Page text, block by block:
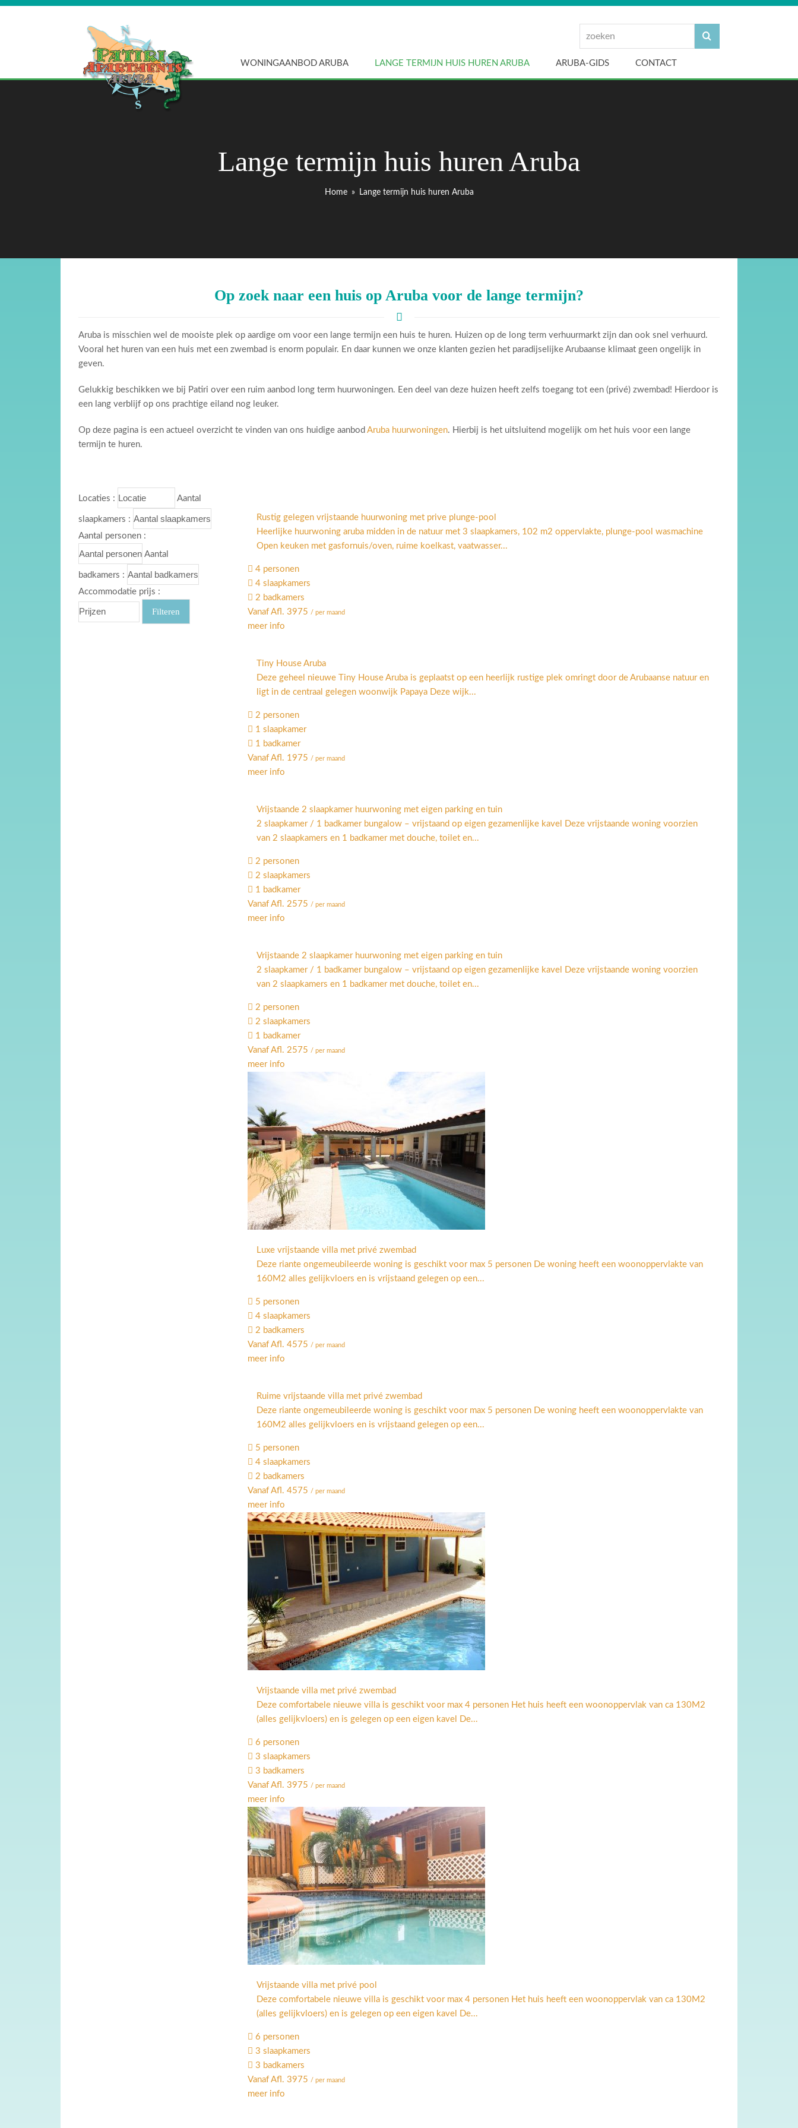
zoeken
WONINGAANBOD ARUBA LANGE TERMIJN HUIS HUREN ARUBA ARUBA-GIDS CONTACT
Lange termijn huis huren Aruba
Home » Lange termijn huis huren Aruba
Op zoek naar een huis op Aruba voor de lange termijn?
Aruba is misschien wel de mooiste plek op aardige om voor een lange termijn een huis te huren. Huizen op de long term verhuurmarkt zijn dan ook snel verhuurd.
Vooral het huren van een huis met een zwembad is enorm populair. En daar kunnen we onze klanten gezien het paradijselijke Arubaanse klimaat geen ongelijk in
geven.
Gelukkig beschikken we bij Patiri over een ruim aanbod long term huurwoningen. Een deel van deze huizen heeft zelfs toegang tot een (privé) zwembad! Hierdoor is
een lang verblijf op ons prachtige eiland nog leuker.
Op deze pagina is een actueel overzicht te vinden van ons huidige aanbod Aruba huurwoningen. Hierbij is het uitsluitend mogelijk om het huis voor een lange
termijn te huren.
Locaties : Aantal
slaapkamers :
Aantal personen :
Aantal
badkamers :
Accommodatie prijs :
Rustig gelegen vrijstaande huurwoning met prive plunge-pool
Heerlijke huurwoning aruba midden in de natuur met 3 slaapkamers, 102 m2 oppervlakte, plunge-pool wasmachine
Open keuken met gasfornuis/oven, ruime koelkast, vaatwasser...
4 personen
4 slaapkamers
2 badkamers
Vanaf Afl. 3975 / per maand
meer info
Tiny House Aruba
Deze geheel nieuwe Tiny House Aruba is geplaatst op een heerlijk rustige plek omringt door de Arubaanse natuur en
ligt in de centraal gelegen woonwijk Papaya Deze wijk...
2 personen
1 slaapkamer
1 badkamer
Vanaf Afl. 1975 / per maand
meer info
Vrijstaande 2 slaapkamer huurwoning met eigen parking en tuin
2 slaapkamer / 1 badkamer bungalow – vrijstaand op eigen gezamenlijke kavel Deze vrijstaande woning voorzien
van 2 slaapkamers en 1 badkamer met douche, toilet en...
2 personen
2 slaapkamers
1 badkamer
Vanaf Afl. 2575 / per maand
meer info
Vrijstaande 2 slaapkamer huurwoning met eigen parking en tuin
2 slaapkamer / 1 badkamer bungalow – vrijstaand op eigen gezamenlijke kavel Deze vrijstaande woning voorzien
van 2 slaapkamers en 1 badkamer met douche, toilet en...
2 personen
2 slaapkamers
1 badkamer
Vanaf Afl. 2575 / per maand
meer info
Luxe vrijstaande villa met privé zwembad
Deze riante ongemeubileerde woning is geschikt voor max 5 personen De woning heeft een woonoppervlakte van
160M2 alles gelijkvloers en is vrijstaand gelegen op een...
5 personen
4 slaapkamers
2 badkamers
Vanaf Afl. 4575 / per maand
meer info
Ruime vrijstaande villa met privé zwembad
Deze riante ongemeubileerde woning is geschikt voor max 5 personen De woning heeft een woonoppervlakte van
160M2 alles gelijkvloers en is vrijstaand gelegen op een...
5 personen
4 slaapkamers
2 badkamers
Vanaf Afl. 4575 / per maand
meer info
Vrijstaande villa met privé zwembad
Deze comfortabele nieuwe villa is geschikt voor max 4 personen Het huis heeft een woonoppervlak van ca 130M2
(alles gelijkvloers) en is gelegen op een eigen kavel De...
6 personen
3 slaapkamers
3 badkamers
Vanaf Afl. 3975 / per maand
meer info
Vrijstaande villa met privé pool
Deze comfortabele nieuwe villa is geschikt voor max 4 personen Het huis heeft een woonoppervlak van ca 130M2
(alles gelijkvloers) en is gelegen op een eigen kavel De...
6 personen
3 slaapkamers
3 badkamers
Vanaf Afl. 3975 / per maand
meer info